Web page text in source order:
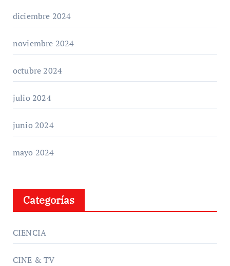
diciembre 2024
noviembre 2024
octubre 2024
julio 2024
junio 2024
mayo 2024
Categorías
CIENCIA
CINE & TV